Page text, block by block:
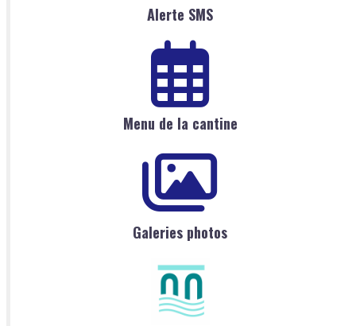
Alerte SMS
Menu de la cantine
Galeries photos